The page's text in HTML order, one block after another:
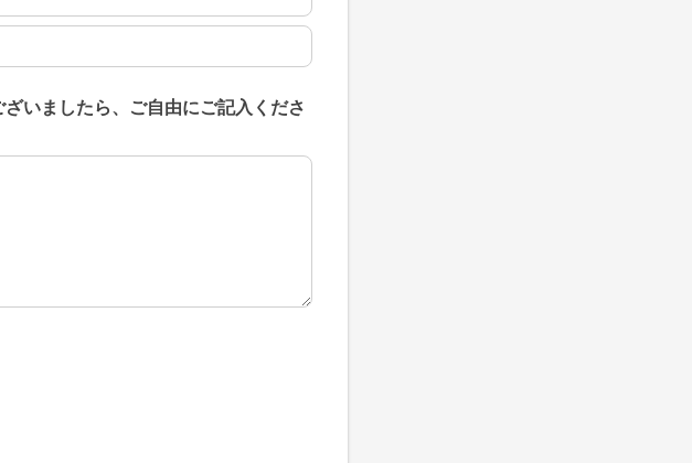
いましたら、ご自由にご記入くださ
いましたら、ご自由にご記入ください